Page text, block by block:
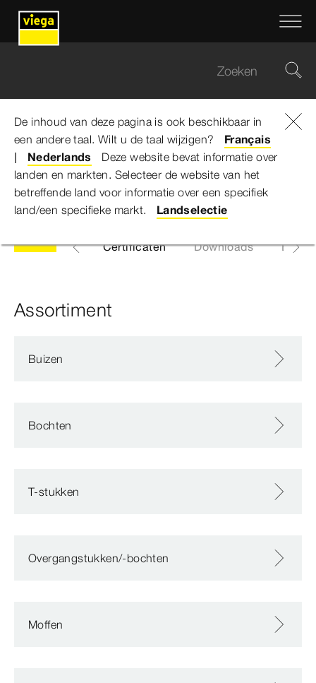
De inhoud van deze pagina is ook beschikbaar in
een andere taal. Wilt u de taal wijzigen?
Français
Nederlands
Deze website bevat informatie over
landen en markten. Selecteer de website van het
betreffende land voor informatie over een specifiek
land/een specifieke markt.
Landselectie
Viega Belgium ... Sanpress Inox
Sanpress Inox
Algemeen Certificaten Downloads EPD
Assortiment
Buizen
Bochten
T-stukken
Overgangstukken/-bochten
Moffen